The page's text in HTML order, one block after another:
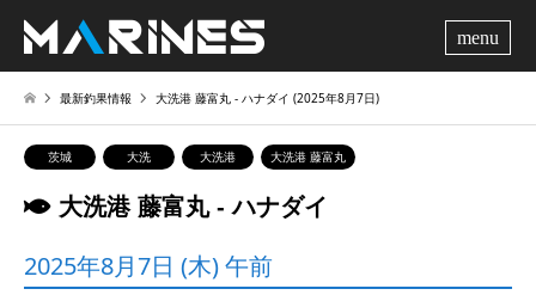
最新釣果情報 大洗港 藤富丸 ‐ ハナダイ (2025年8月7日)
茨城 大洗 大洗港 大洗港 藤富丸
大洗港 藤富丸 ‐ ハナダイ
2025年8月7日 (木) 午前